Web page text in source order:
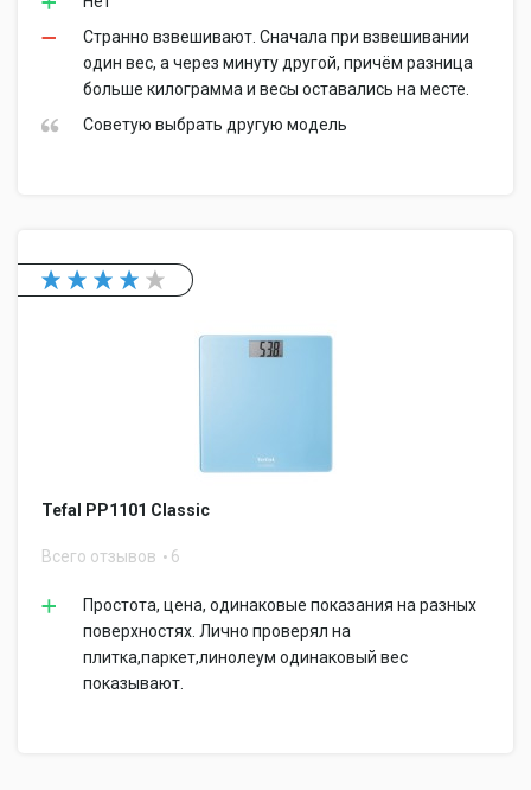
Странно взвешивают. Сначала при взвешивании
один вес, а через минуту другой, причём разница
больше килограмма и весы оставались на месте.
Советую выбрать другую модель
Tefal PP1101 Classic
Всего отзывов 6
Простота, цена, одинаковые показания на разных
поверхностях. Лично проверял на
плитка,паркет,линолеум одинаковый вес
показывают.